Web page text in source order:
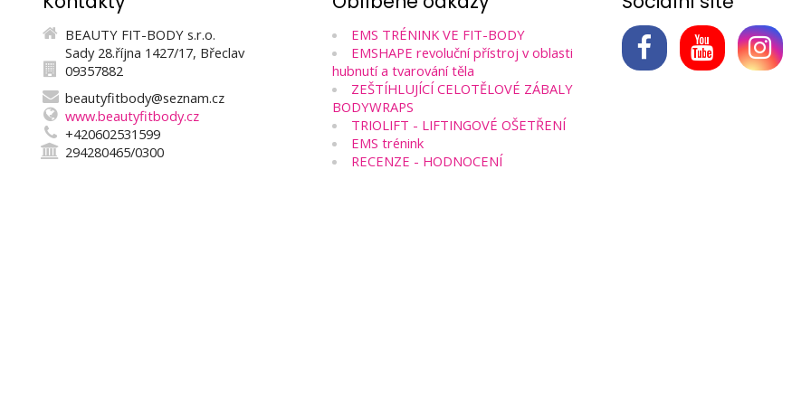
BEAUTY FIT-BODY s.r.o.
Sady 28.října 1427/17, Břeclav
09357882
beautyfitbody@seznam.cz
www.beautyfitbody.cz
+420602531599
294280465/0300
EMS TRÉNINK VE FIT-BODY
EMSHAPE revoluční přístroj v oblasti
hubnutí a tvarování těla
ZEŠTÍHLUJÍCÍ CELOTĚLOVÉ ZÁBALY
BODYWRAPS
TRIOLIFT - LIFTINGOVÉ OŠETŘENÍ
EMS trénink
RECENZE - HODNOCENÍ